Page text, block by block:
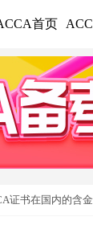
首页
证书在国内的含